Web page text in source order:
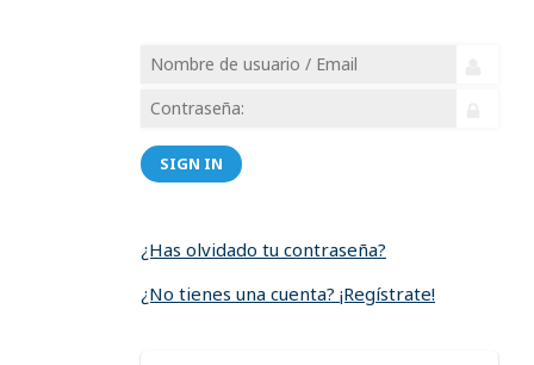
SIGN IN
¿Has olvidado tu contraseña?
¿No tienes una cuenta? ¡Regístrate!